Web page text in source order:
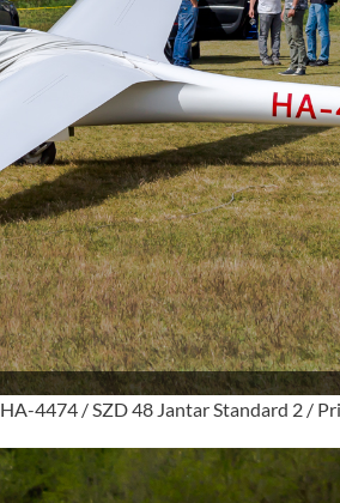
HA-4474 / SZD 48 Jantar Standard 2 /